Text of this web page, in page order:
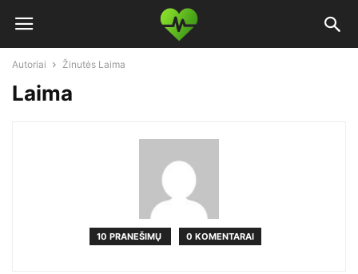
Autoriai Žinutės Laima
Laima
10 PRANEŠIMŲ 0 KOMENTARAI